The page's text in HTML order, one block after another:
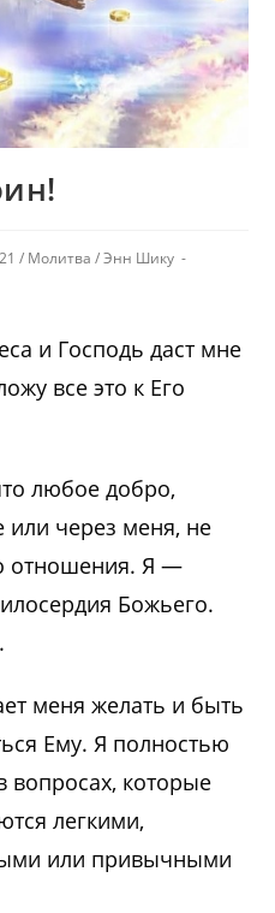
/ Молитва / Энн Шику
и Господь даст мне
все это к Его
любое добро,
или через меня, не
отношения. Я —
Божьего.
меня желать и быть
Ему. Я полностью
вопросах, которые
легкими,
или привычными